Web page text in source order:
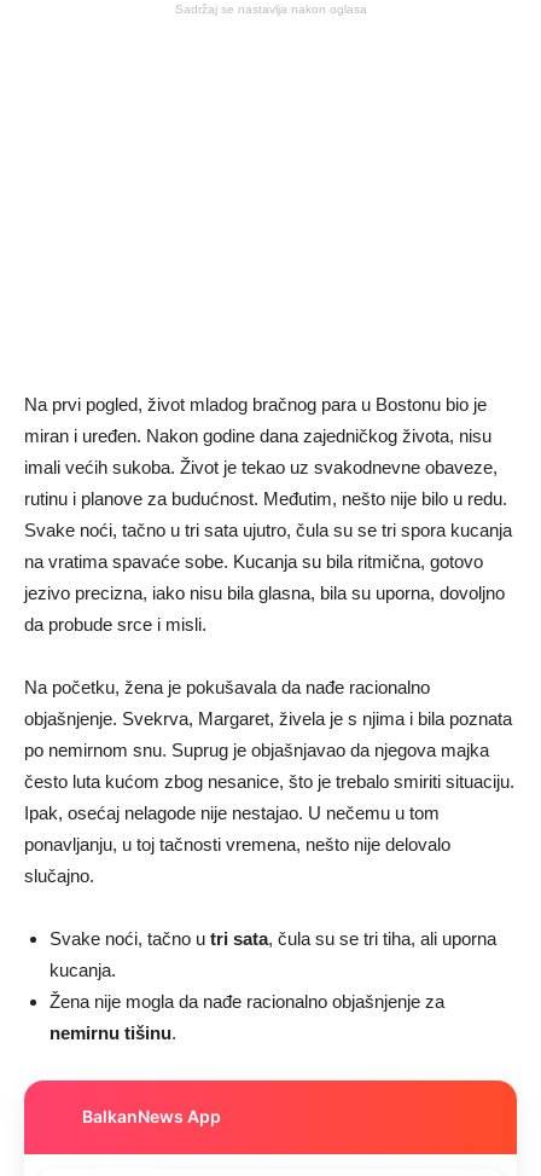
Sadržaj se nastavlja nakon oglasa
Na prvi pogled, život mladog bračnog para u Bostonu bio je
miran i uređen. Nakon godine dana zajedničkog života, nisu
imali većih sukoba. Život je tekao uz svakodnevne obaveze,
rutinu i planove za budućnost. Međutim, nešto nije bilo u redu.
Svake noći, tačno u tri sata ujutro, čula su se tri spora kucanja
na vratima spavaće sobe. Kucanja su bila ritmična, gotovo
jezivo precizna, iako nisu bila glasna, bila su uporna, dovoljno
da probude srce i misli.
Na početku, žena je pokušavala da nađe racionalno
objašnjenje. Svekrva, Margaret, živela je s njima i bila poznata
po nemirnom snu. Suprug je objašnjavao da njegova majka
često luta kućom zbog nesanice, što je trebalo smiriti situaciju.
Ipak, osećaj nelagode nije nestajao. U nečemu u tom
ponavljanju, u toj tačnosti vremena, nešto nije delovalo
slučajno.
Svake noći, tačno u tri sata, čula su se tri tiha, ali uporna
kucanja.
Žena nije mogla da nađe racionalno objašnjenje za
nemirnu tišinu.
BalkanNews App